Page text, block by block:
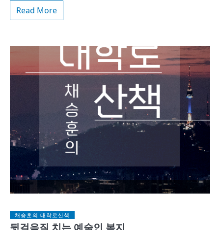
Read More
채승훈의 대학로산책
뒷걸음질 치는 예술인 복지